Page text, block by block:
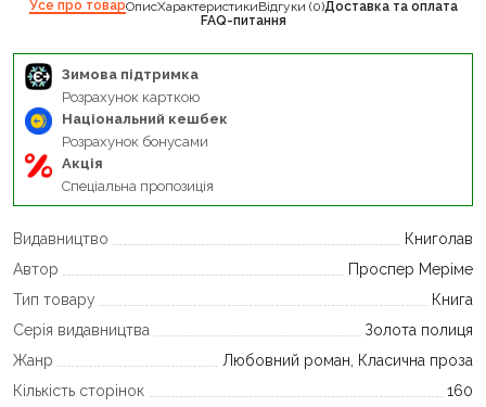
Усе про товарОписХарактеристикиВідгуки (0)Доставка та оплата
FAQ-питання
Зимова підтримка
Розрахунок карткою
Національний кешбек
Розрахунок бонусами
Акція
Спеціальна пропозиція
Видавництво
Книголав
Автор
Проспер Меріме
Тип товару
Книга
Серія видавництва
Золота полиця
Жанр
Любовний роман, Класична проза
Кількість сторінок
160